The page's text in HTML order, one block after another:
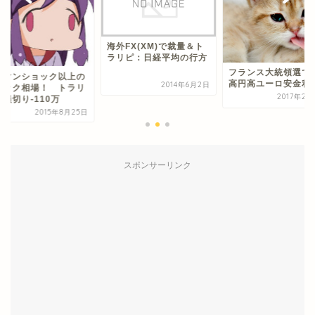
マンショック以上の
ック相場！ トラリ
損切り-110万
2015年8月25日
海外FX(XM)で裁量＆ト
ラリピ：日経平均の行方
2014年6月2日
フランス大統領選で
高円高ユーロ安金利
2017年2
スポンサーリンク